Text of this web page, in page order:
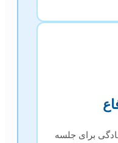
برای جلسه